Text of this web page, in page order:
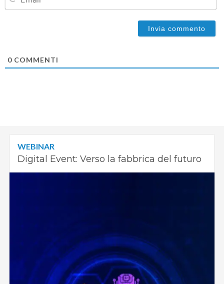
0 COMMENTI
WEBINAR
Digital Event: Verso la fabbrica del futuro